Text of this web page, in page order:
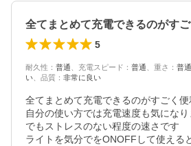
5
耐久性 ： 普通 充電スピード ： 普通 重さ ： 普通
い
品質 ： 非常に良い
全てまとめて充電できるのがすごく便
自分の使い方では充電速度も気にな
でもストレスのない程度の速さです
ライトを気分でをONOFFして使える